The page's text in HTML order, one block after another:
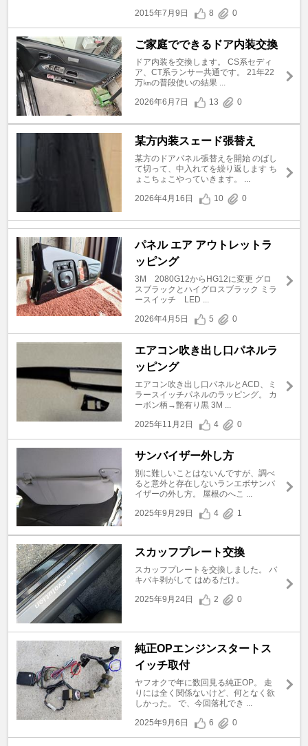
2015年7月9日
8 0
ご家庭でできるドア内装交換
ドア内装を交換します。 CS系セディ
ア、CT系ランサー共通です。 21年22
万㎞の普段使いの結果 ...
2026年6月7日
13 0
某方内装スェード張替え
某方のドアパネル張替えを開始 のばし
て切って、中入れてを繰り返します ち
ょこちょこやっていきます。 ...
2026年4月16日
10 0
パネル エア アウトレットラ
ッピング
3M 2080G12からHG12に変更 グロ
スブラックとハイグロスブラック ミラ
ースイッチ LED ...
2026年4月5日
5 0
エアコン吹き出し口パネルラ
ッピング
エアコン吹き出し口パネルとACD、ミ
ラースイッチパネルのラッピング。 カ
ーボン柄→艶有り黒 3M ...
2025年11月2日
4 0
サンバイザー外し方
別に難しいことはないんですが、調べ
ると意外と存在しないランエボサンバ
イザーの外し方。 屋根のへこ ...
2025年9月29日
4 1
スカッフプレート交換
スカッフプレートを交換しました。 バ
キバキ剥がして はめるだけ。
2025年9月24日
2 0
純正OPエンジンスタートス
イッチ取付
ヤフオクで年に数回見る純正OP。 走
りには全く関係ないけど、何となく欲
しかった。 で、今回落札でき ...
2025年9月6日
6 0